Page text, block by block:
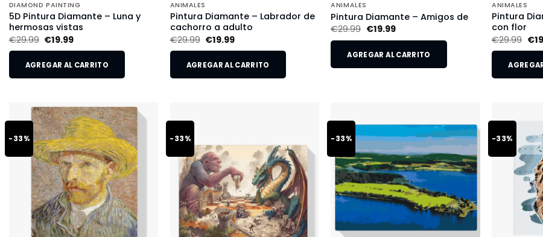
DIAMOND PAINTING
5D Pintura Diamante – Luna y
hermosas vistas
€29.99 €19.99
AGREGAR AL CARRITO
ANIMALES
Pintura Diamante – Labrador de
cachorro a adulto
€29.99 €19.99
AGREGAR AL CARRITO
ANIMALES
Pintura Diamante – Amigos de
€29.99 €19.99
AGREGAR AL CARRITO
ANIMALES
Pintura
con flor
€29.99 €
-33% -33% -33% -33%